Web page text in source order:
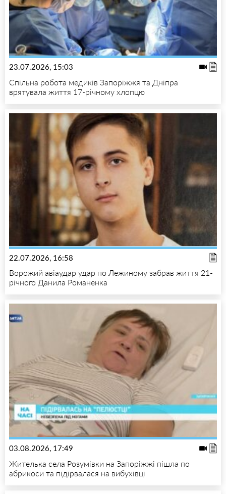
23.07.2026, 15:03
Спільна робота медиків Запоріжжя та Дніпра
врятувала життя 17-річному хлопцю
22.07.2026, 16:58
Ворожий авіаудар удар по Лежиному забрав життя 21-
річного Данила Романенка
03.08.2026, 17:49
Жителька села Розумівки на Запоріжжі пішла по
абрикоси та підірвалася на вибухівці